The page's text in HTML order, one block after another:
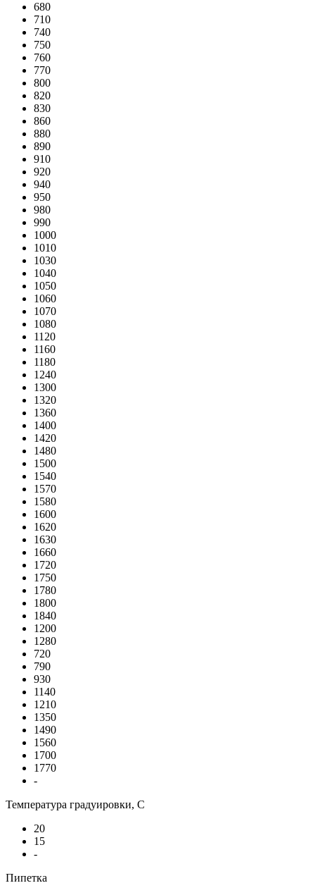
680
710
740
750
760
770
800
820
830
860
880
890
910
920
940
950
980
990
1000
1010
1030
1040
1050
1060
1070
1080
1120
1160
1180
1240
1300
1320
1360
1400
1420
1480
1500
1540
1570
1580
1600
1620
1630
1660
1720
1750
1780
1800
1840
1200
1280
720
790
930
1140
1210
1350
1490
1560
1700
1770
-
Температура градуировки, С
20
15
-
Пипетка